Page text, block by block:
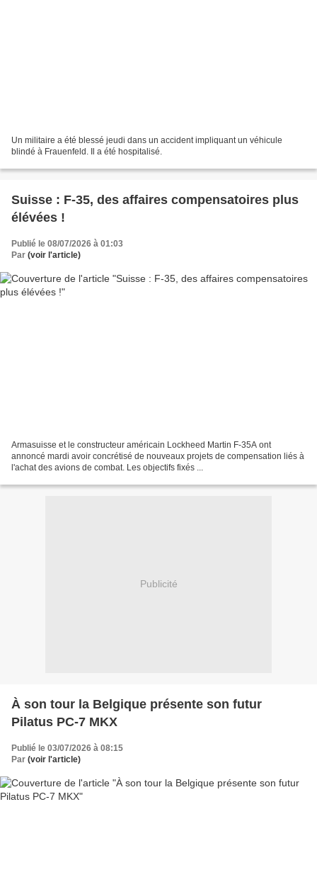
Un militaire a été blessé jeudi dans un accident impliquant un véhicule
blindé à Frauenfeld. Il a été hospitalisé.
Suisse : F-35, des affaires compensatoires plus
élévées !
Publié le 08/07/2026 à 01:03
Par (voir l'article)
Armasuisse et le constructeur américain Lockheed Martin F-35A ont
annoncé mardi avoir concrétisé de nouveaux projets de compensation liés à
l'achat des avions de combat. Les objectifs fixés ...
Publicité
À son tour la Belgique présente son futur
Pilatus PC-7 MKX
Publié le 03/07/2026 à 08:15
Par (voir l'article)